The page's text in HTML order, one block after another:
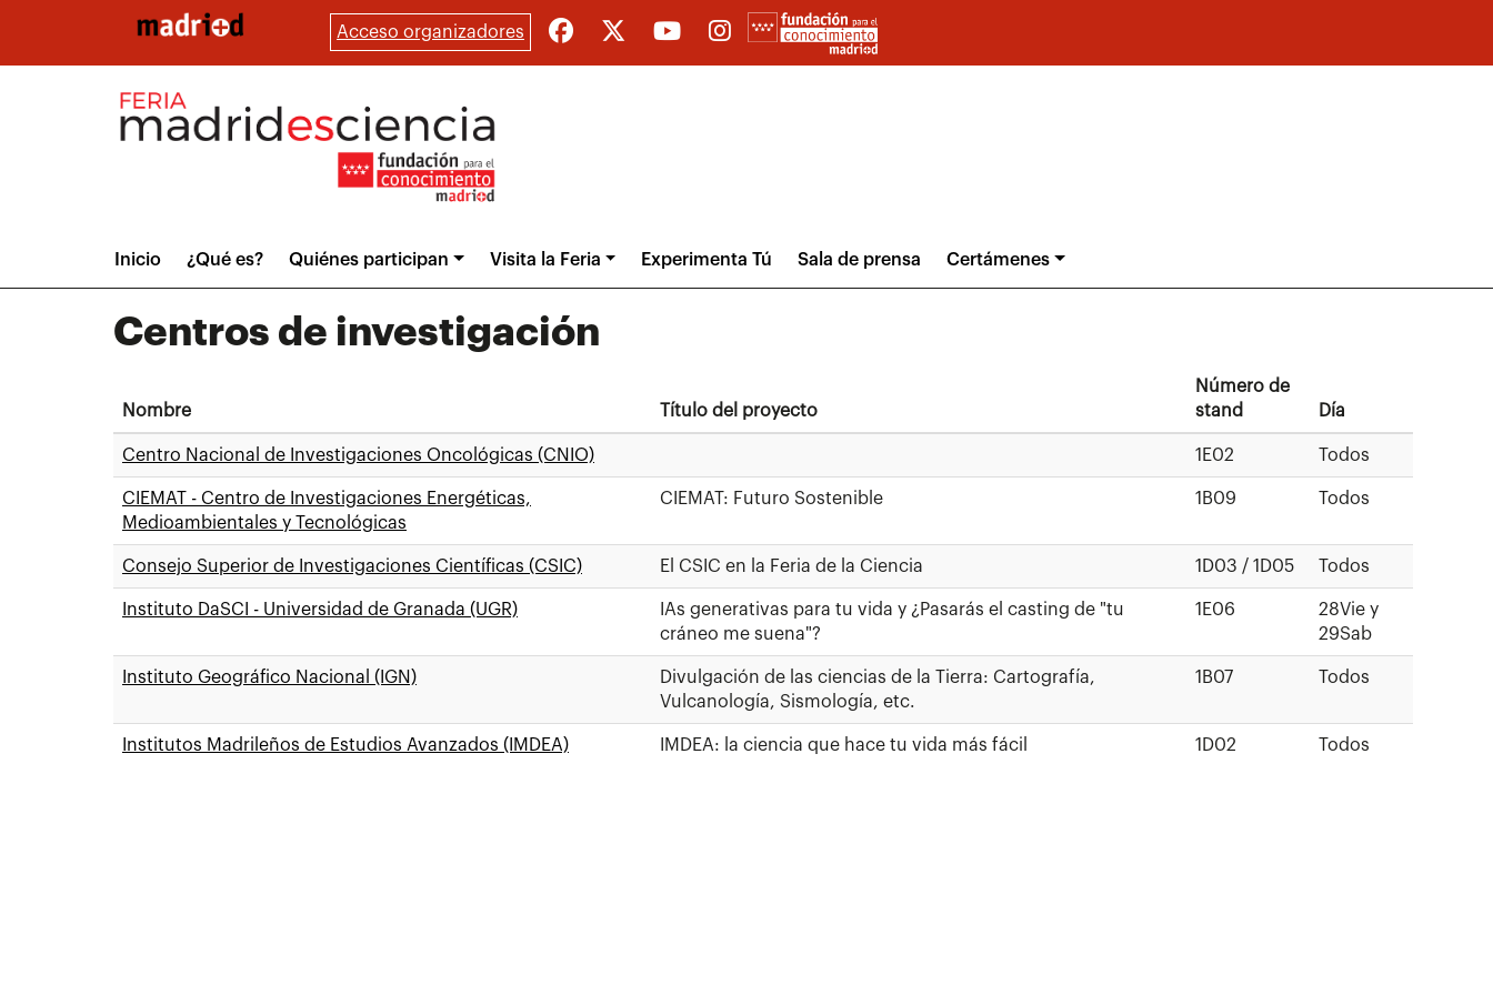
Acceso organizadores
Main
menuInicio ¿Qué es? Quiénes participan Visita la Feria Experimenta Tú Sala de prensa Certámenes
Centros de investigación
Nombre Título del proyecto
Número de
stand
Día
Centro Nacional de Investigaciones Oncológicas (CNIO) 1E02 Todos
CIEMAT - Centro de Investigaciones Energéticas,
Medioambientales y Tecnológicas
CIEMAT: Futuro Sostenible 1B09 Todos
Consejo Superior de Investigaciones Científicas (CSIC) El CSIC en la Feria de la Ciencia 1D03 / 1D05 Todos
Instituto DaSCI - Universidad de Granada (UGR)
IAs generativas para tu vida y ¿Pasarás el casting de "tu
cráneo me suena"?
1E06
28Vie y
29Sab
Instituto Geográfico Nacional (IGN)
Divulgación de las ciencias de la Tierra: Cartografía,
Vulcanología, Sismología, etc.
1B07 Todos
Institutos Madrileños de Estudios Avanzados (IMDEA) IMDEA: la ciencia que hace tu vida más fácil 1D02 Todos